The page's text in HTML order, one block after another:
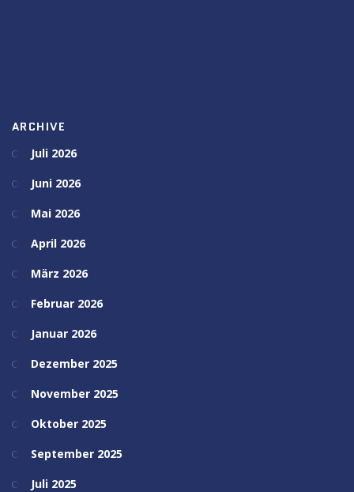
ARCHIVE
Juli 2026
Juni 2026
Mai 2026
April 2026
März 2026
Februar 2026
Januar 2026
Dezember 2025
November 2025
Oktober 2025
September 2025
Juli 2025